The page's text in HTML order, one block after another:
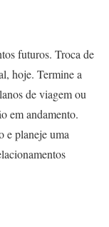
futuros. Troca de
hoje. Termine a
de viagem ou
em andamento.
e planeje uma